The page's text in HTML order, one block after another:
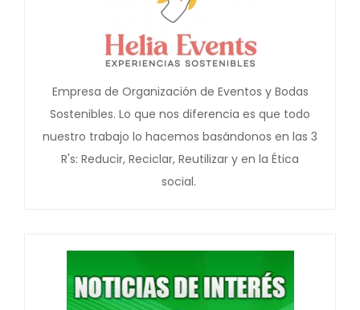
Empresa de Organización de Eventos y Bodas
Sostenibles. Lo que nos diferencia es que todo
nuestro trabajo lo hacemos basándonos en las 3
R's: Reducir, Reciclar, Reutilizar y en la Ética
social.